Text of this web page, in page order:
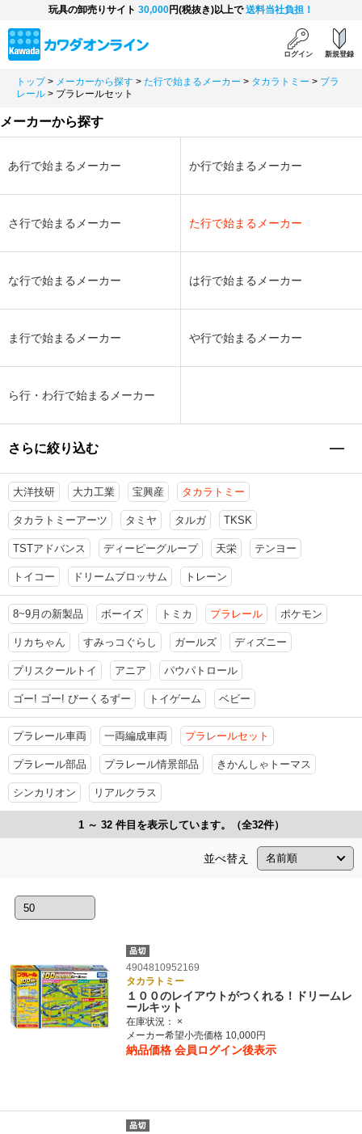
玩具の卸売りサイト 30,000円(税抜き)以上で送料当社負担！
ログイン 新規登録
トップ > メーカーから探す > た行で始まるメーカー > タカラトミー > プラ
レール > プラレールセット
メーカーから探す
あ行で始まるメーカー か行で始まるメーカー
さ行で始まるメーカー た行で始まるメーカー
な行で始まるメーカー は行で始まるメーカー
ま行で始まるメーカー や行で始まるメーカー
ら行・わ行で始まるメーカー
さらに絞り込む
大洋技研 大力工業 宝興産 タカラトミー
タカラトミーアーツ タミヤ タルガ TKSK
TSTアドバンス ディーピーグループ 天栄 テンヨー
トイコー ドリームブロッサム トレーン
8~9月の新製品 ボーイズ トミカ プラレール ポケモン
リカちゃん すみっコぐらし ガールズ ディズニー
プリスクールトイ アニア パウパトロール
ゴー! ゴー! びーくるずー トイゲーム ベビー
プラレール車両 一両編成車両 プラレールセット
プラレール部品 プラレール情景部品 きかんしゃトーマス
シンカリオン リアルクラス
1 ～ 32 件目を表示しています。（全32件）
並べ替え
4904810952169
タカラトミー
１００のレイアウトがつくれる！ドリームレ
ールキット
在庫状況：
×
メーカー希望小売価格 10,000円
納品価格 会員ログイン後表示